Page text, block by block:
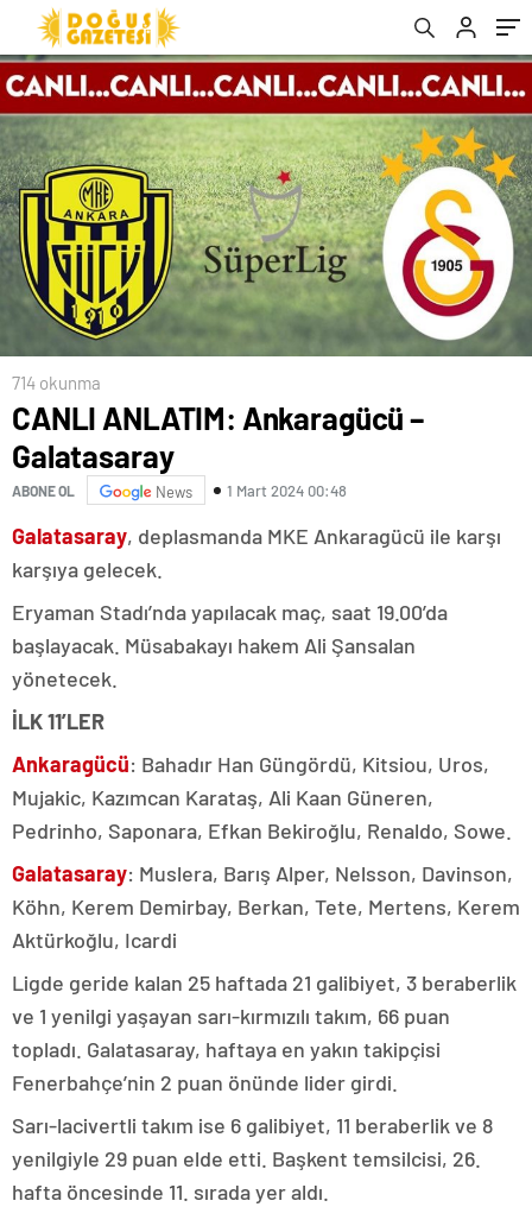
714 okunma
CANLI ANLATIM: Ankaragücü –
Galatasaray
ABONE OL News 1 Mart 2024 00:48
Galatasaray, deplasmanda MKE Ankaragücü ile karşı
karşıya gelecek.
Eryaman Stadı’nda yapılacak maç, saat 19.00’da
başlayacak. Müsabakayı hakem Ali Şansalan
yönetecek.
İLK 11’LER
Ankaragücü: Bahadır Han Güngördü, Kitsiou, Uros,
Mujakic, Kazımcan Karataş, Ali Kaan Güneren,
Pedrinho, Saponara, Efkan Bekiroğlu, Renaldo, Sowe.
Galatasaray: Muslera, Barış Alper, Nelsson, Davinson,
Köhn, Kerem Demirbay, Berkan, Tete, Mertens, Kerem
Aktürkoğlu, Icardi
Ligde geride kalan 25 haftada 21 galibiyet, 3 beraberlik
ve 1 yenilgi yaşayan sarı-kırmızılı takım, 66 puan
topladı. Galatasaray, haftaya en yakın takipçisi
Fenerbahçe’nin 2 puan önünde lider girdi.
Sarı-lacivertli takım ise 6 galibiyet, 11 beraberlik ve 8
yenilgiyle 29 puan elde etti. Başkent temsilcisi, 26.
hafta öncesinde 11. sırada yer aldı.